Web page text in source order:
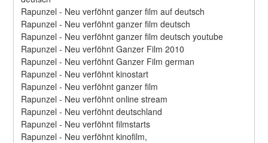
Rapunzel - Neu verföhnt ganzer film auf deutsch
Rapunzel - Neu verföhnt ganzer film deutsch
Rapunzel - Neu verföhnt ganzer film deutsch youtube
Rapunzel - Neu verföhnt Ganzer Film 2010
Rapunzel - Neu verföhnt Ganzer Film german
Rapunzel - Neu verföhnt kinostart
Rapunzel - Neu verföhnt ganzer film
Rapunzel - Neu verföhnt online stream
Rapunzel - Neu verföhnt deutschland
Rapunzel - Neu verföhnt filmstarts
Rapunzel - Neu verföhnt kinofilm,